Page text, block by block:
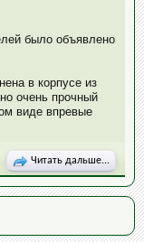
было объявлено
в корпусе из
очень прочный
виде впревые
Читать дальше...